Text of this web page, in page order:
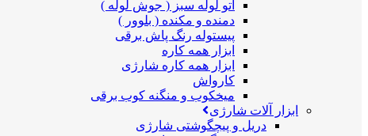
اتو لوله سبز ( جوش لوله )
دمنده و مکنده ( بلوور )
پیستوله رنگ پاش برقی
ابزار همه کاره
ابزار همه کاره شارژی
کارواش
میخکوب و منگنه کوب برقی
ابزار آلات شارژی
دریل و پیچگوشتی شارژی